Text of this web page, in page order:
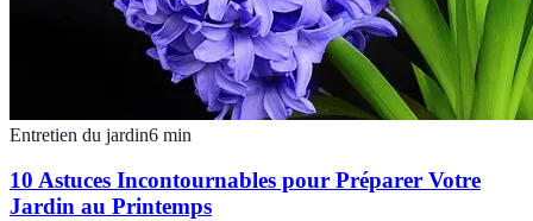
Entretien du jardin6 min
10 Astuces Incontournables pour Préparer Votre
Jardin au Printemps